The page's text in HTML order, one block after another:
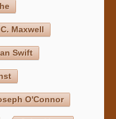
Maxwell
Swift
O'Connor